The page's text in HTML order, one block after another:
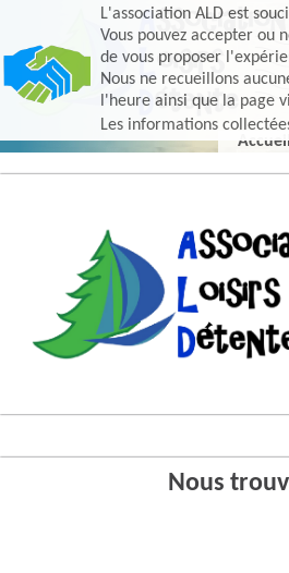
L'association ALD est
Vous pouvez accepter ou
de vous proposer
Nous ne recueillons
l'heure ainsi que la page
Les informations
Accueil
Nous